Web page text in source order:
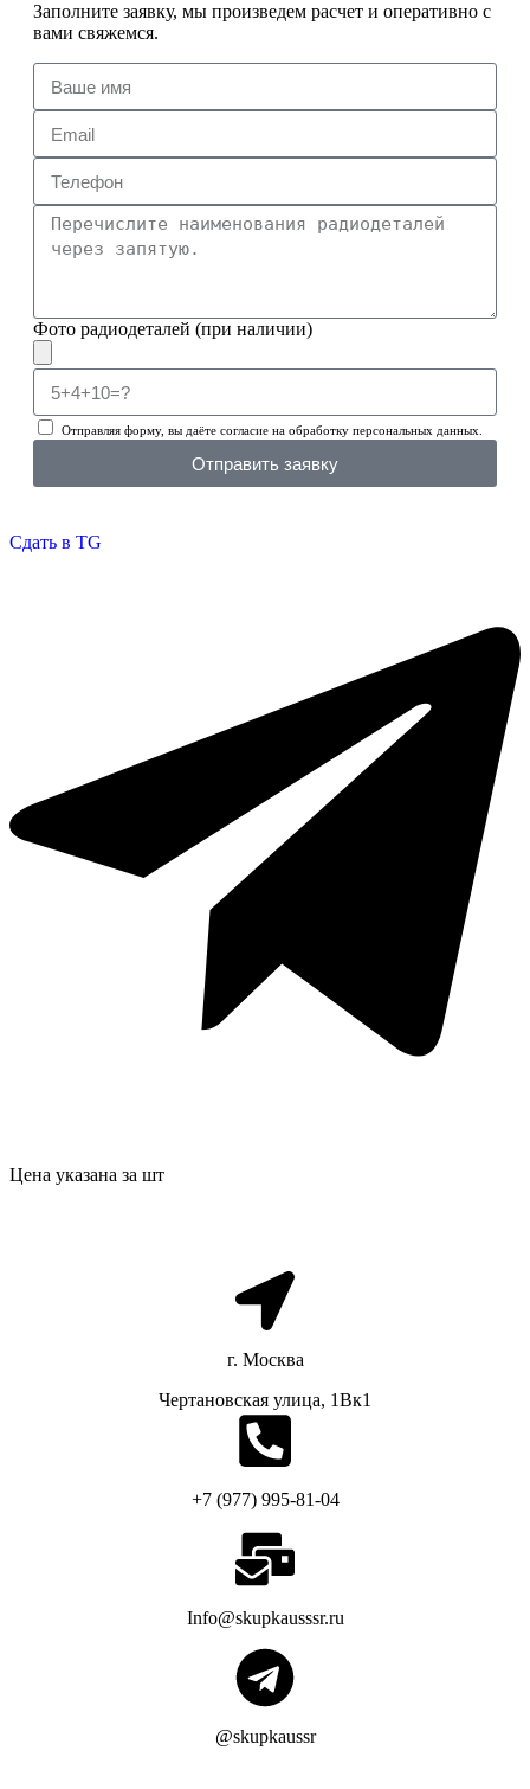
Заполните заявку, мы произведем расчет и оперативно с
вами свяжемся.
Фото радиодеталей (при наличии)
Отправляя форму, вы даёте согласие на обработку персональных данных.
Отправить заявку
Сдать в TG
Цена указана за шт
г. Москва
Чертановская улица, 1Вк1
+7 (977) 995-81-04
Info@skupkausssr.ru
@skupkaussr